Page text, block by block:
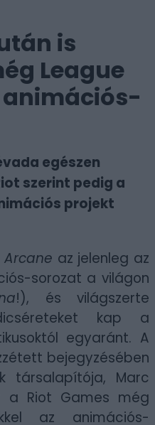
is
League
animációs-
egészen
szerint pedig a
projekt
Arcane az jelenleg az
sorozat a világon
!), és világszerte
kap a
egyaránt. A
bejegyzésében
társalapítója, Marc
a Riot Games még
az animációs-